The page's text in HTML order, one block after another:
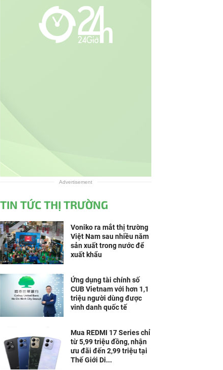
Advertisement
TIN TỨC THỊ TRƯỜNG
Voniko ra mắt thị trường
Việt Nam sau nhiều năm
sản xuất trong nước để
xuất khẩu
Ứng dụng tài chính số
CUB Vietnam với hơn 1,1
triệu người dùng được
vinh danh quốc tế
Mua REDMI 17 Series chỉ
từ 5,99 triệu đồng, nhận
ưu đãi đến 2,99 triệu tại
Thế Giới Di...